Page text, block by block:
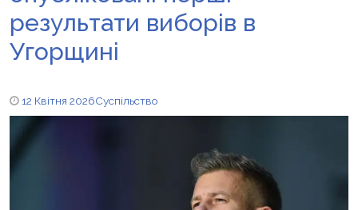
результати виборів в
Угорщині
12 Квітня 2026Суспільство